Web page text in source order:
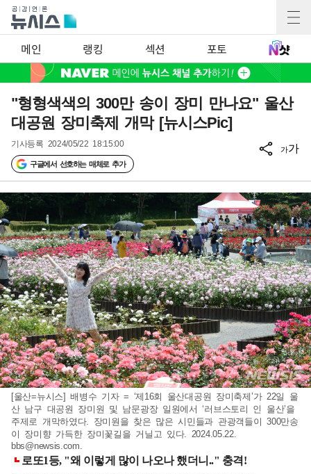
메인 랭킹 섹션 포토
"형형색색의 300만 송이 장미 만나요" 울산
대공원 장미축제 개막 [뉴시스Pic]
기사등록 2024/05/22 18:15:00
구글에서 선호하는 매체로 추가
가가
[울산=뉴시스] 배병수 기자 = ‘제16회 울산대공원 장미축제’가 22일 울
산 남구 대공원 장미원 및 남문광장 일원에서 ‘러브스토리 인 울산’을
주제로 개막하였다. 장미원을 찾은 많은 시민들과 관광객들이 300만송
이 장미향 가득한 장미꽃길을 거닐고 있다. 2024.05.22.
bbs@newsis.com.